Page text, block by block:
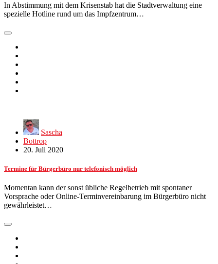
In Abstimmung mit dem Krisenstab hat die Stadtverwaltung eine
spezielle Hotline rund um das Impfzentrum…
Sascha
Bottrop
20. Juli 2020
Termine für Bürgerbüro nur telefonisch möglich
Momentan kann der sonst übliche Regelbetrieb mit spontaner
Vorsprache oder Online-Terminvereinbarung im Bürgerbüro nicht
gewährleistet…